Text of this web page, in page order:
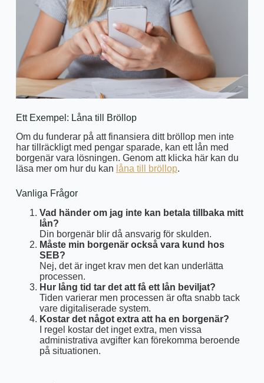
Ett Exempel: Låna till Bröllop
Om du funderar på att finansiera ditt bröllop men inte
har tillräckligt med pengar sparade, kan ett lån med
borgenär vara lösningen. Genom att klicka här kan du
läsa mer om hur du kan låna till bröllop.
Vanliga Frågor
Vad händer om jag inte kan betala tillbaka mitt
lån?
Din borgenär blir då ansvarig för skulden.
Måste min borgenär också vara kund hos
SEB?
Nej, det är inget krav men det kan underlätta
processen.
Hur lång tid tar det att få ett lån beviljat?
Tiden varierar men processen är ofta snabb tack
vare digitaliserade system.
Kostar det något extra att ha en borgenär?
I regel kostar det inget extra, men vissa
administrativa avgifter kan förekomma beroende
på situationen.